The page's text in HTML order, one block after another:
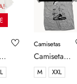
L
Camisetas
Camiseta
Chivatos
Under Water
M
XXL